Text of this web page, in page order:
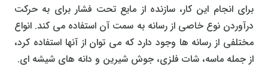
برای انجام این کار، سازنده از مایع تحت فشار برای به حرکت
درآوردن نوع خاصی از رسانه به سمت آن استفاده می کند. انواع
مختلفی از رسانه ها وجود دارد که می توان از آنها استفاده کرد،
از جمله ماسه، شات فلزی، جوش شیرین و دانه های شیشه ای.